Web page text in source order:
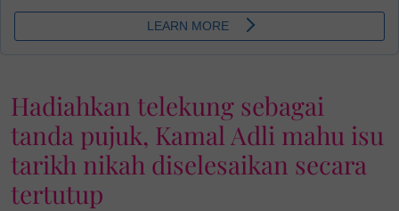
Hadiahkan telekung sebagai
tanda pujuk, Kamal Adli mahu isu
tarikh nikah diselesaikan secara
tertutup